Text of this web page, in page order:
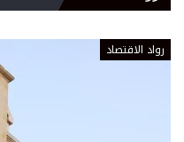
رواد الاقتصاد